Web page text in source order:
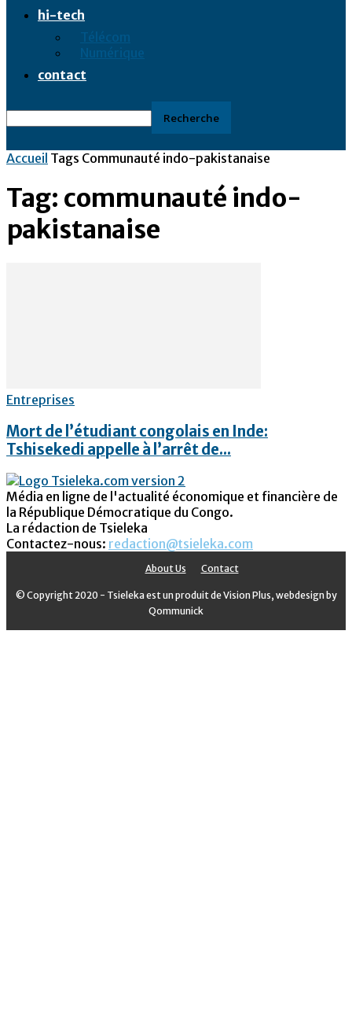
hi-tech
Télécom
Numérique
contact
Accueil Tags Communauté indo-pakistanaise
Tag: communauté indo-
pakistanaise
Entreprises
Mort de l’étudiant congolais en Inde:
Tshisekedi appelle à l’arrêt de...
Média en ligne de l'actualité économique et financière de
la République Démocratique du Congo.
La rédaction de Tsieleka
Contactez-nous: redaction@tsieleka.com
About Us Contact
© Copyright 2020 - Tsieleka est un produit de Vision Plus, webdesign by
Qommunick